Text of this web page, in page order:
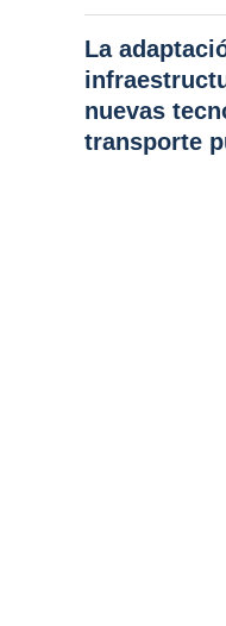
La
nuevas
transporte